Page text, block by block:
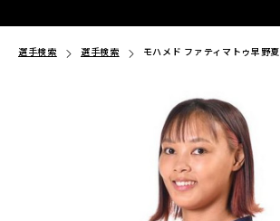
選手検索 選手検索 モハメド ファティマトゥ早野夏